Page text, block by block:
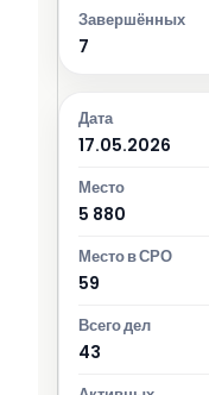
7
17.05.2026
5 880
59
43